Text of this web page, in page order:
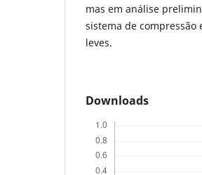
mas em análise
sistema de compressão
leves.
Downloads